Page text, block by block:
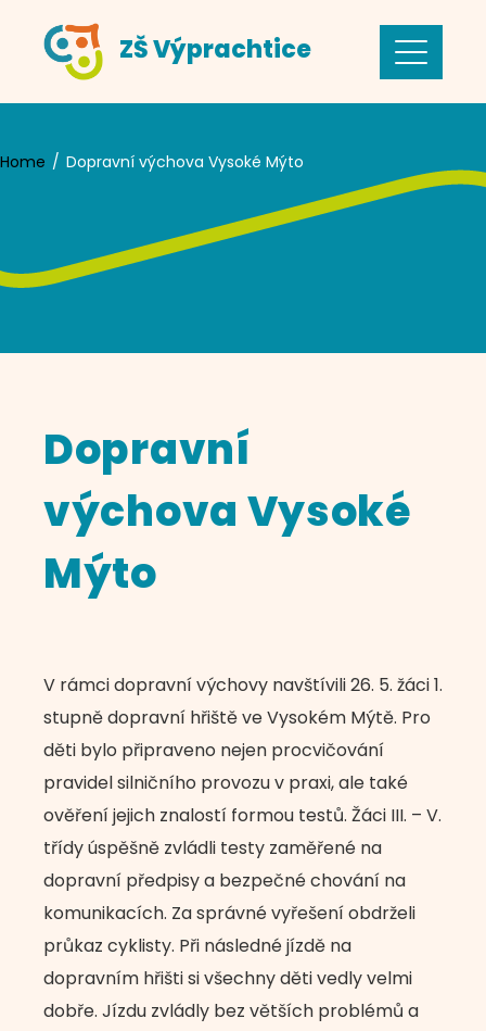
content
ZŠ Výprachtice
Home Dopravní výchova Vysoké Mýto
Dopravní
výchova Vysoké
Mýto
V rámci dopravní výchovy navštívili 26. 5. žáci 1.
stupně dopravní hřiště ve Vysokém Mýtě. Pro
děti bylo připraveno nejen procvičování
pravidel silničního provozu v praxi, ale také
ověření jejich znalostí formou testů. Žáci III. – V.
třídy úspěšně zvládli testy zaměřené na
dopravní předpisy a bezpečné chování na
komunikacích. Za správné vyřešení obdrželi
průkaz cyklisty. Při následné jízdě na
dopravním hřišti si všechny děti vedly velmi
dobře. Jízdu zvládly bez větších problémů a